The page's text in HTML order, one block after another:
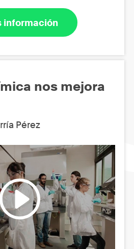
información
nos mejora
Pérez